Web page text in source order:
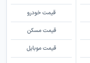
قیمت خودرو
قیمت مسکن
قیمت موبایل